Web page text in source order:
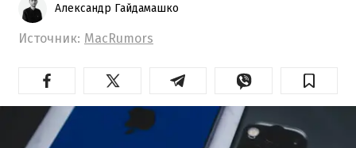
Александр Гайдамашко
Источник: MacRumors